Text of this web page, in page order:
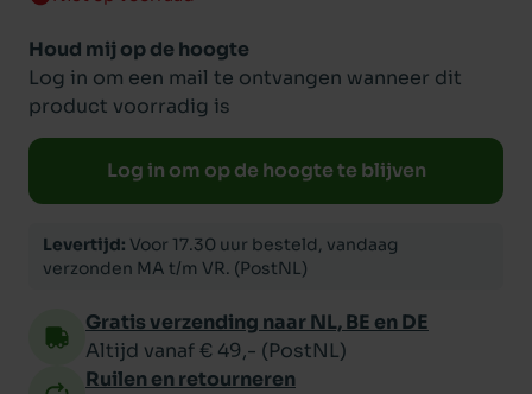
Houd mij op de hoogte
Log in om een mail te ontvangen wanneer dit
product voorradig is
Log in om op de hoogte te blijven
Levertijd: Voor 17.30 uur besteld, vandaag
verzonden MA t/m VR. (PostNL)
Gratis verzending naar NL, BE en DE
Altijd vanaf € 49,- (PostNL)
Ruilen en retourneren